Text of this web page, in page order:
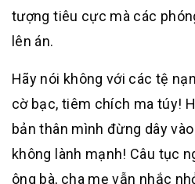
tượng tiêu cực mà các
lên án.
Hãy nói không với các tệ
cờ bạc, tiêm chích ma túy!
bản thân mình đừng dây
không lành mạnh! Câu tục
ông bà, cha mẹ vẫn nhắc